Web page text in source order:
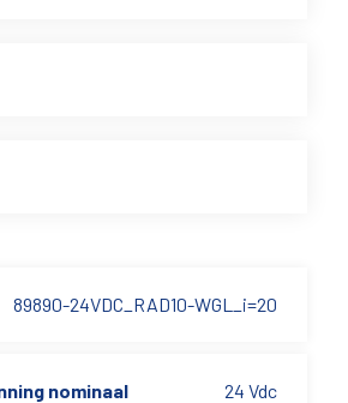
89890-24VDC_RAD10-WGL_i=20
nominaal 24 Vdc